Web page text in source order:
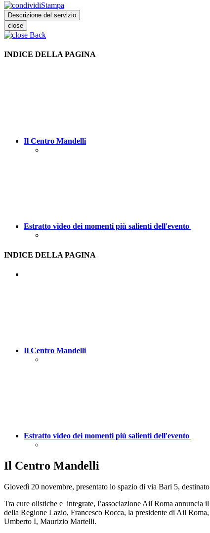
Stampa
Descrizione del servizio
close
Back
INDICE DELLA PAGINA
Il Centro Mandelli
Estratto video dei momenti più salienti dell'evento
INDICE DELLA PAGINA
Il Centro Mandelli
Estratto video dei momenti più salienti dell'evento
Il Centro Mandelli
Giovedì 20 novembre, presentato lo spazio di via Bari 5,
Tra cure olistiche e integrate, l’associazione Ail Roma
della Regione Lazio, Francesco Rocca, la presidente di Ail
Umberto I, Maurizio Martelli.